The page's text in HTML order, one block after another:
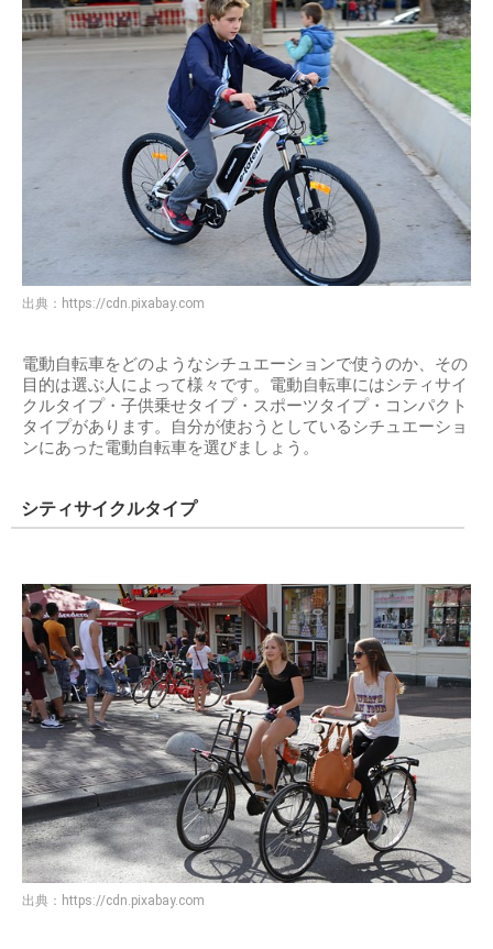
出典： https://cdn.pixabay.com
電動自転車をどのようなシチュエーションで使うのか、その
目的は選ぶ人によって様々です。電動自転車にはシティサイ
クルタイプ・子供乗せタイプ・スポーツタイプ・コンパクト
タイプがあります。自分が使おうとしているシチュエーショ
ンにあった電動自転車を選びましょう。
シティサイクルタイプ
出典： https://cdn.pixabay.com